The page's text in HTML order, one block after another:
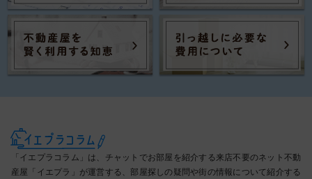
「イエプラコラム」は、チャットでお部屋を紹介する来店不要のネット不動
産屋「イエプラ」が運営する、部屋探しの疑問や街の情報について紹介する